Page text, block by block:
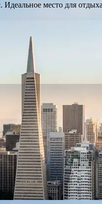
место для